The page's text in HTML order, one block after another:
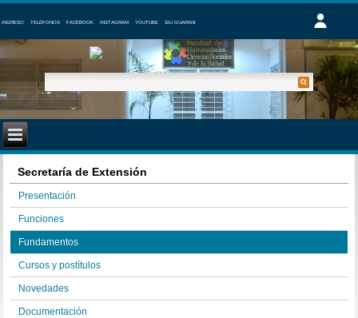
INGRESO TELÉFONOS FACEBOOK INSTAGRAM YOUTUBE SIU GUARANI
Secretaría de Extensión
Presentación
Funciones
Fundamentos
Cursos y postítulos
Novedades
Documentación